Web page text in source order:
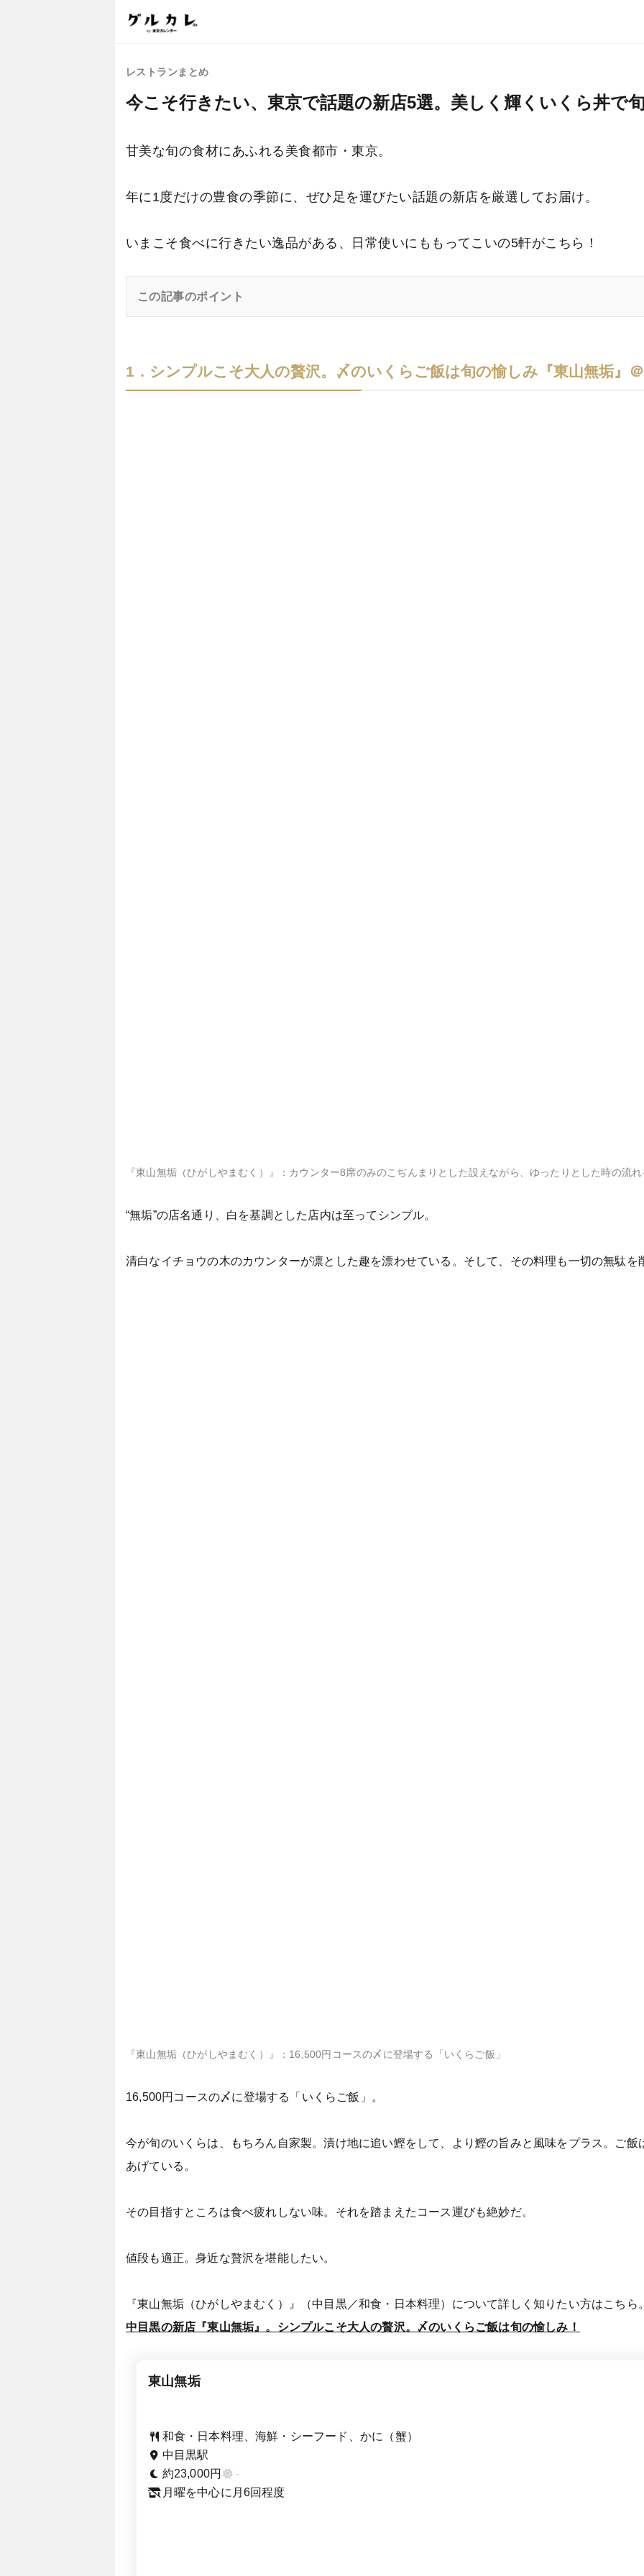
レストランまとめ
今こそ行きたい、東京で話題の新店5選。美しく輝くいくら丼で
甘美な旬の食材にあふれる美食都市・東京。
年に1度だけの豊食の季節に、ぜひ足を運びたい話題の新店を厳選してお届け。
いまこそ食べに行きたい逸品がある、日常使いにももってこいの5軒がこちら！
この記事のポイント
1．シンプルこそ大人の贅沢。〆のいくらご飯は旬の愉しみ『東山無垢』
『東山無垢（ひがしやまむく）』：カウンター8席のみのこぢんまりとした設えながら、ゆったりとした時の流
“無垢”の店名通り、白を基調とした店内は至ってシンプル。
清白なイチョウの木のカウンターが凛とした趣を漂わせている。そして、その料理も一切の無駄を
『東山無垢（ひがしやまむく）』：16,500円コースの〆に登場する「いくらご飯」
16,500円コースの〆に登場する「いくらご飯」。
今が旬のいくらは、もちろん自家製。漬け地に追い鰹をして、より鰹の旨みと風味をプラス。ご
あげている。
その目指すところは食べ疲れしない味。それを踏まえたコース運びも絶妙だ。
値段も適正。身近な贅沢を堪能したい。
『東山無垢（ひがしやまむく）』（中目黒／和食・日本料理）について詳しく知りたい方はこちら
中目黒の新店『東山無垢』。シンプルこそ大人の贅沢。〆のいくらご飯は旬の愉しみ！
東山無垢
和食・日本料理、海鮮・シーフード、かに（蟹）
中目黒駅
約23,000円
-
月曜を中心に月6回程度